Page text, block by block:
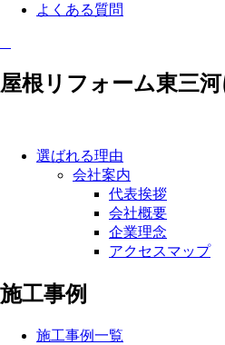
よくある質問
屋根リフォーム東三
選ばれる理由
会社案内
代表挨拶
会社概要
企業理念
アクセスマップ
施工事例
施工事例一覧